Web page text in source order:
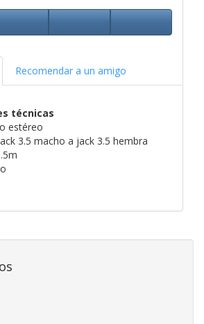
Recomendar a un amigo
técnicas
estéreo
3.5 macho a jack 3.5 hembra